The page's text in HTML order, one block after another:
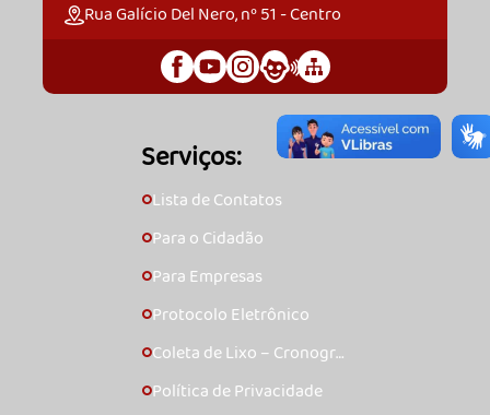
Rua Galício Del Nero, nº 51 - Centro
Serviços:
🞇Lista de Contatos
🞇Para o Cidadão
🞇Para Empresas
🞇Protocolo Eletrônico
🞇Coleta de Lixo – Cronogra
🞇Política de Privacidade